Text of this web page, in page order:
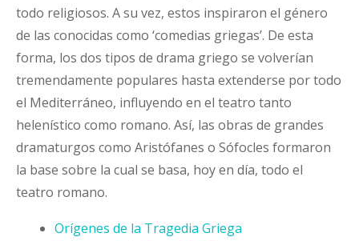
todo religiosos. A su vez, estos inspiraron el género
de las conocidas como ‘comedias griegas’. De esta
forma, los dos tipos de drama griego se volverían
tremendamente populares hasta extenderse por todo
el Mediterráneo, influyendo en el teatro tanto
helenístico como romano. Así, las obras de grandes
dramaturgos como Aristófanes o Sófocles formaron
la base sobre la cual se basa, hoy en día, todo el
teatro romano.
Orígenes de la Tragedia Griega